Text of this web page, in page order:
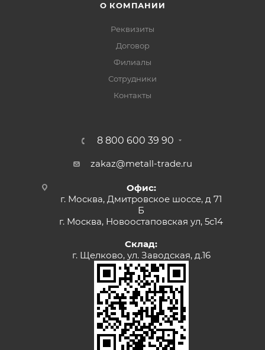
О КОМПАНИИ
Реквизиты
Договор
Филиалы
Сотрудники
Контакты
8 800 600 39 90
zakaz@metall-trade.ru
Офис:
г. Москва, Дмитровское шоссе, д 71
Б
г. Москва, Новоостаповская ул, 5с14
Склад:
г. Щелково, ул. Заводская, д.16